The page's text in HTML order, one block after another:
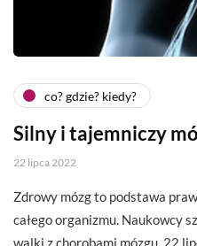
co? gdzie? kiedy?
Silny i tajemniczy
22 lipca 2022
Zdrowy mózg to podstawa
całego organizmu. Naukowcy
walki z chorobami mózgu. 22